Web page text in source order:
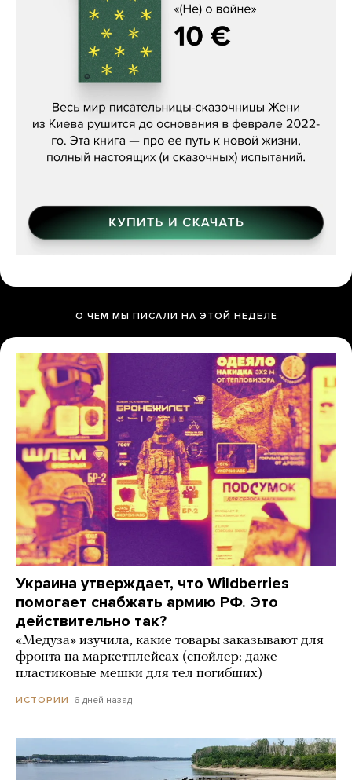
Женя Бережная, «(Не) о войне»
О ЧЕМ МЫ ПИСАЛИ НА ЭТОЙ НЕДЕЛЕ
Украина утверждает, что Wildberries
помогает снабжать армию РФ. Это
действительно так?
«Медуза» изучила, какие товары заказывают для
фронта на маркетплейсах (спойлер: даже
пластиковые мешки для тел погибших)
ИСТОРИИ 6 дней назад